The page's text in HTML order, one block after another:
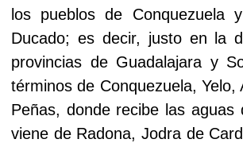
los pueblos de Conquezuela
Ducado; es decir, justo en la
provincias de Guadalajara y
términos de Conquezuela, Yelo,
Peñas, donde recibe las aguas
viene de Radona, Jodra de